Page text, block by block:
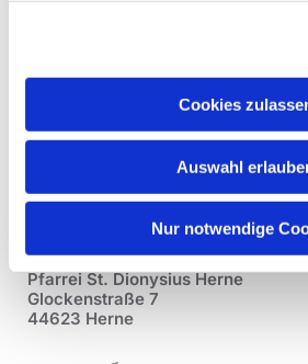
Cookies
Auswahl
Nur notwendige
Pfarrei St. Dionysius Herne
Glockenstraße 7
44623 Herne